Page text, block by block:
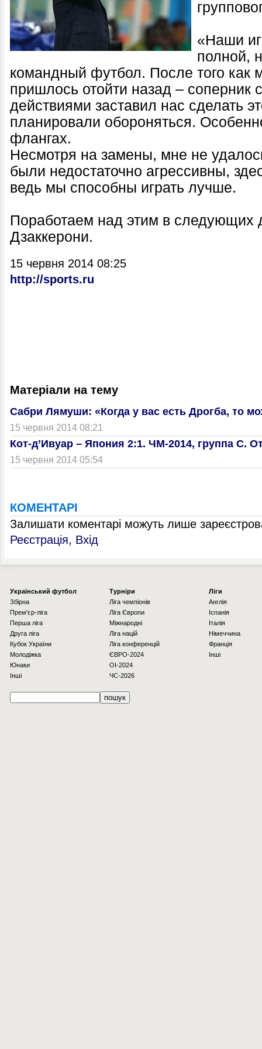
«Наши
полной,
командный футбол. После того как
пришлось отойти назад – соперник
действиями заставил нас сделать
планировали обороняться.
флангах.
Несмотря на замены, мне не
были недостаточно агрессивны,
ведь мы способны играть лучше.
Поработаем над этим в следующих
Дзаккерони.
15 червня 2014 08:25
http://sports.ru
Матеріали на тему
Сабри Лямуши: «Когда у вас есть Дрогба, то
15 червня 2014 08:21
Кот-д’Ивуар – Япония 2:1. ЧМ-2014, группа С.
15 червня 2014 05:54
КОМЕНТАРІ
Залишати коментарі можуть лише
Реєстрація, Вхід
Українcький футбол
Збірна
Прем'єр-ліга
Перша ліга
Друга ліга
Кубок України
Молодіжка
Юнаки
Інші
Турніри
Ліга чемпіонів
Ліга Європи
Міжнародні
Ліга націй
Ліга конференцій
ЄВРО-2024
OI-2024
ЧС-2026
Ліги
Англія
Іспанія
Італія
Німеччина
Франція
Інші